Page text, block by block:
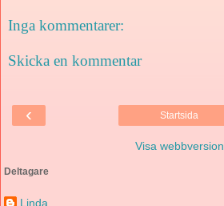
Inga kommentarer:
Skicka en kommentar
‹ Startsida
Visa webbversion
Deltagare
Linda